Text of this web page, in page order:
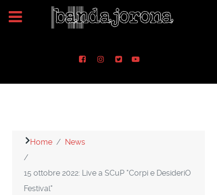
Home News
15 ottobre 2022: Live a SCuP "Corpi e DesideriO
Festival"